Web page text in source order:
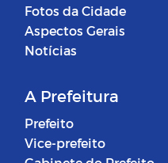
Fotos da Cidade
Aspectos Gerais
Notícias
A Prefeitura
Prefeito
Vice-prefeito